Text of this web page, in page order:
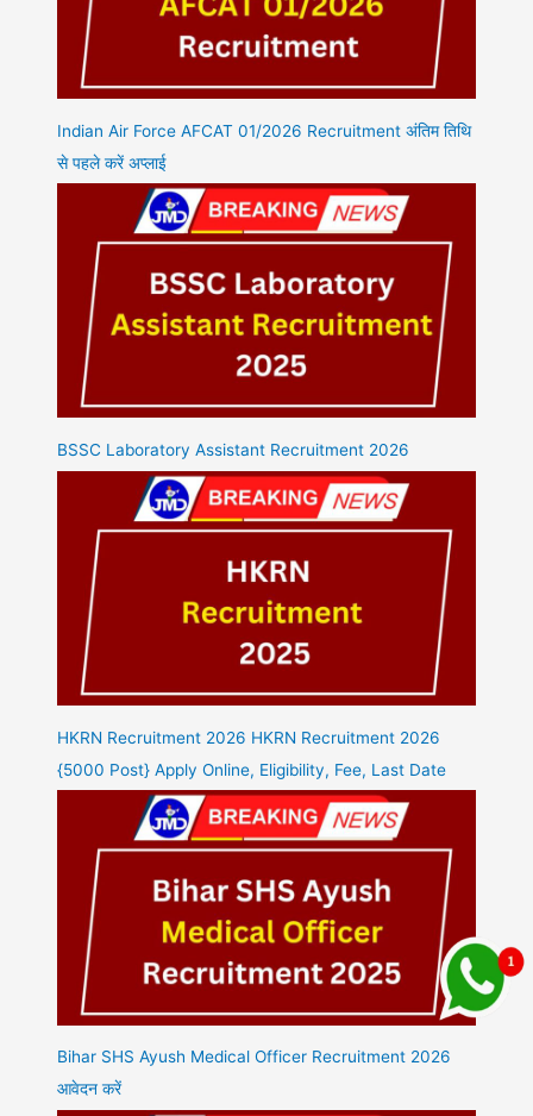
Indian Air Force AFCAT 01/2026 Recruitment अंतिम तिथि
से पहले करें अप्लाई
BSSC Laboratory Assistant Recruitment 2026
HKRN Recruitment 2026 HKRN Recruitment 2026
{5000 Post} Apply Online, Eligibility, Fee, Last Date
Bihar SHS Ayush Medical Officer Recruitment 2026
आवेदन करें